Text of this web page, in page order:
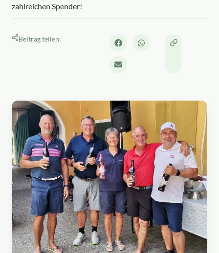
zahlreichen Spender!
Beitrag teilen: